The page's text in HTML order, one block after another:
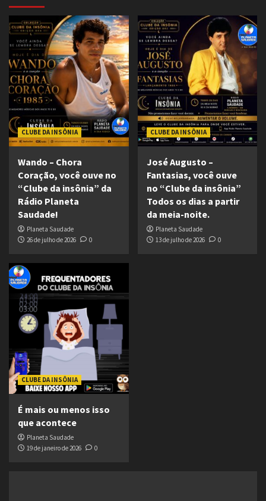
CLUBE DA INSÔNIA
Wando – Chora
Coração, você ouve no
“Clube da insônia” da
Rádio Planeta
Saudade!
Planeta Saudade
26 de julho de 2026
0
CLUBE DA INSÔNIA
José Augusto –
Fantasias, você ouve
no “Clube da insônia”
Todos os dias a partir
da meia-noite.
Planeta Saudade
13 de julho de 2026
0
CLUBE DA INSÔNIA
É mais ou menos isso
que acontece
Planeta Saudade
19 de janeiro de 2026
0